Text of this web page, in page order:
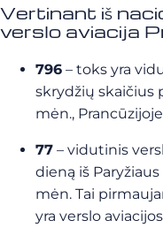
Vertinant iš
verslo aviacija
796 – toks yra
skrydžių skaičius
mėn.,
77 – vidutinis
dieną iš
mėn. Tai
yra verslo